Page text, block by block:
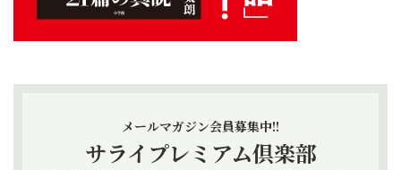
メールマガジン会員募集中!!
サライプレミアム倶楽部